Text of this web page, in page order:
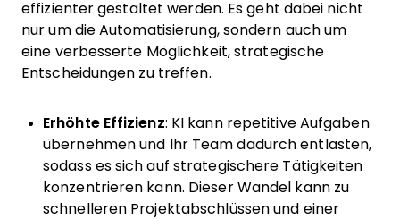
effizienter gestaltet werden. Es geht dabei nicht
nur um die Automatisierung, sondern auch um
eine verbesserte Möglichkeit, strategische
Entscheidungen zu treffen.
Erhöhte Effizienz: KI kann repetitive Aufgaben
übernehmen und Ihr Team dadurch entlasten,
sodass es sich auf strategischere Tätigkeiten
konzentrieren kann. Dieser Wandel kann zu
schnelleren Projektabschlüssen und einer